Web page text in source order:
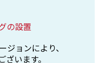
の設置
ジョンにより、
います。